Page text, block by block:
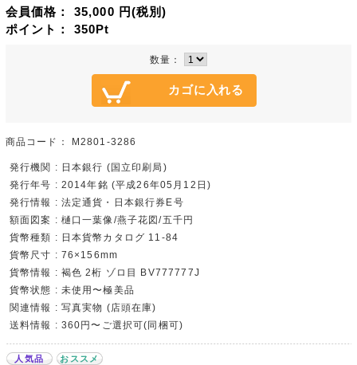
会員価格： 35,000 円(税別)
ポイント： 350Pt
数量：
商品コード： M2801-3286
発行機関 : 日本銀行 (国立印刷局)
発行年号 : 2014年銘 (平成26年05月12日)
発行情報 : 法定通貨・日本銀行券E号
額面図案 : 樋口一葉像/燕子花図/五千円
貨幣種類 : 日本貨幣カタログ 11-84
貨幣尺寸 : 76×156mm
貨幣情報 : 褐色 2桁 ゾロ目 BV777777J
貨幣状態 : 未使用〜極美品
関連情報 : 写真実物 (店頭在庫)
送料情報 : 360円〜ご選択可(同梱可)
人気品 おススメ